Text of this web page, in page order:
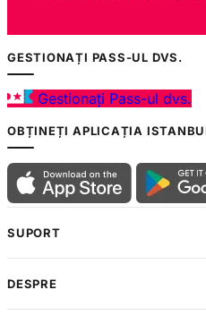
GESTIONAȚI PASS-UL DVS.
Gestionați Pass-ul dvs.
OBȚINEȚI APLICAȚIA
SUPORT
DESPRE